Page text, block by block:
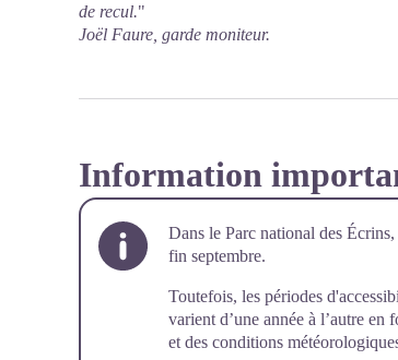
de recul."
Joël Faure, garde moniteur.
Information
Dans le Parc national des
fin septembre.
Toutefois, les périodes
varient d’une année à l’autre en
et des conditions